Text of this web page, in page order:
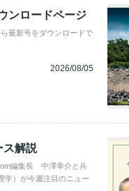
ンロードページ
最新号をダウンロードで
2026/08/05
ス解説
編集長 中澤幸介と兵
）が今週注目のニュー